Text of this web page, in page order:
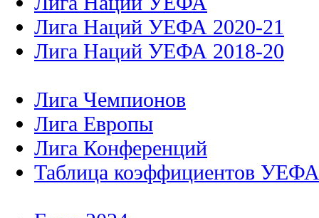
Лига Наций УЕФА 2020-21
Лига Наций УЕФА 2018-20
Лига Европы
Лига Конференций
Таблица коэффициентов УЕФА